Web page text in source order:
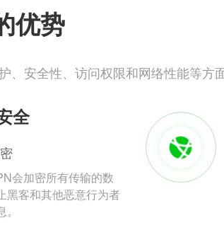
优势
、安全性、访问权限和网络性能等方
全
会加密所有传输的数
黑客和其他恶意行为者